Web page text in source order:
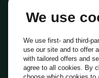
Everli Shoppers
About Us
Everli News
Domande frequenti
Lavora con noi
Diventa Shopper
Investitori
We use
We use first- and third-
use our site and to offer
with tailored offers and
agree to all cookies. By